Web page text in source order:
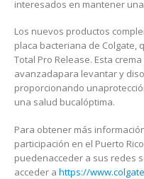
interesados en mantener una
Los nuevos productos
placa bacteriana de Colgate,
Total Pro Release. Esta
avanzadapara levantary
proporcionando una
una salud bucalóptima.
Para obtener más
participación en el Puerto
puedenacceder a sus redes
acceder a https://